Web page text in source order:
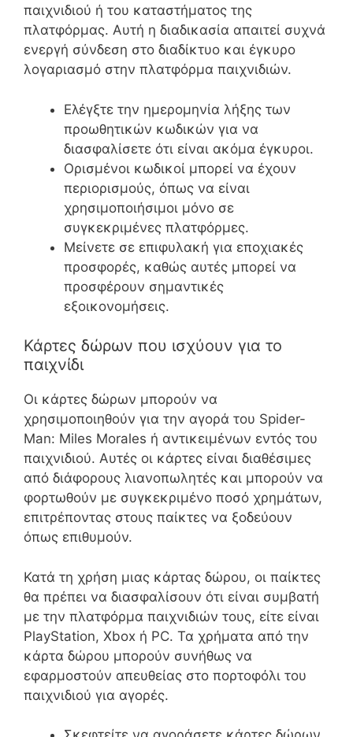
παιχνιδιού ή του καταστήματος της
πλατφόρμας. Αυτή η διαδικασία απαιτεί συχνά
ενεργή σύνδεση στο διαδίκτυο και έγκυρο
λογαριασμό στην πλατφόρμα παιχνιδιών.
Ελέγξτε την ημερομηνία λήξης των
προωθητικών κωδικών για να
διασφαλίσετε ότι είναι ακόμα έγκυροι.
Ορισμένοι κωδικοί μπορεί να έχουν
περιορισμούς, όπως να είναι
χρησιμοποιήσιμοι μόνο σε
συγκεκριμένες πλατφόρμες.
Μείνετε σε επιφυλακή για εποχιακές
προσφορές, καθώς αυτές μπορεί να
προσφέρουν σημαντικές
εξοικονομήσεις.
Κάρτες δώρων που ισχύουν για το
παιχνίδι
Οι κάρτες δώρων μπορούν να
χρησιμοποιηθούν για την αγορά του Spider-
Man: Miles Morales ή αντικειμένων εντός του
παιχνιδιού. Αυτές οι κάρτες είναι διαθέσιμες
από διάφορους λιανοπωλητές και μπορούν να
φορτωθούν με συγκεκριμένο ποσό χρημάτων,
επιτρέποντας στους παίκτες να ξοδεύουν
όπως επιθυμούν.
Κατά τη χρήση μιας κάρτας δώρου, οι παίκτες
θα πρέπει να διασφαλίσουν ότι είναι συμβατή
με την πλατφόρμα παιχνιδιών τους, είτε είναι
PlayStation, Xbox ή PC. Τα χρήματα από την
κάρτα δώρου μπορούν συνήθως να
εφαρμοστούν απευθείας στο πορτοφόλι του
παιχνιδιού για αγορές.